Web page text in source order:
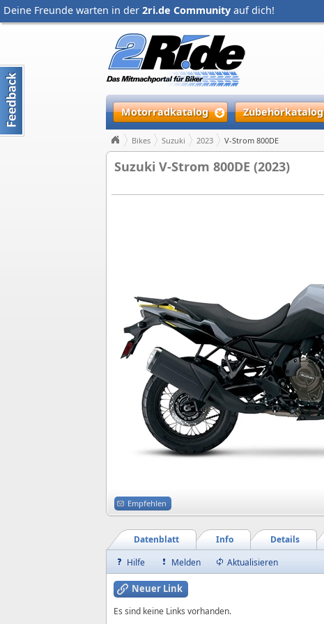
Deine Freunde warten in der 2ri.de Community auf dich!
Motorradkatalog Zubehörkatalog
Bikes Suzuki 2023 V-Strom 800DE
Suzuki V-Strom 800DE (2023)
Empfehlen
Details
Info
Datenblatt
Hilfe Melden Aktualisieren
Neuer Link
Es sind keine Links vorhanden.